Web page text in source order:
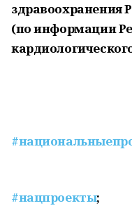
здравоохранения
(по информации
#нацпроекты;